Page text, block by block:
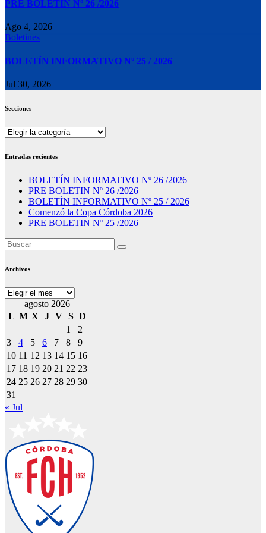
PRE BOLETIN Nº 26 /2026
Ago 4, 2026
Boletines
BOLETÍN INFORMATIVO Nº 25 / 2026
Jul 30, 2026
Secciones
Secciones
Entradas recientes
BOLETÍN INFORMATIVO Nº 26 /2026
PRE BOLETIN Nº 26 /2026
BOLETÍN INFORMATIVO Nº 25 / 2026
Comenzó la Copa Córdoba 2026
PRE BOLETIN Nº 25 /2026
Archivos
Archivos
agosto 2026
L M X J V S D
1
2
3
4 5 6 7 8
9
10 11 12 13 14 15 16
17 18 19 20 21 22 23
24 25 26 27 28 29 30
31
« Jul